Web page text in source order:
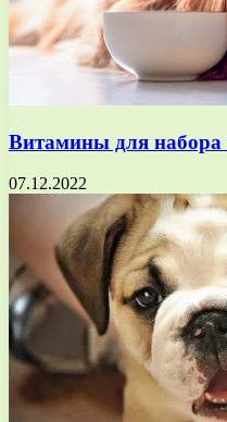
Витамины для набора
07.12.2022